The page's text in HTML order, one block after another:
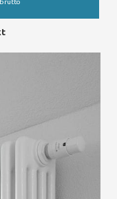
brutto